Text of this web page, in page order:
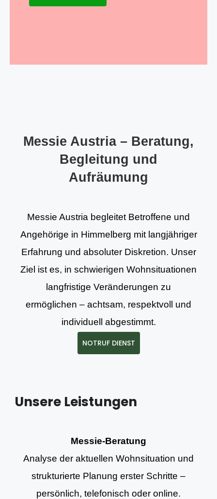
Messie Austria – Beratung,
Begleitung und
Aufräumung
Messie Austria begleitet Betroffene und
Angehörige in Himmelberg mit langjähriger
Erfahrung und absoluter Diskretion. Unser
Ziel ist es, in schwierigen Wohnsituationen
langfristige Veränderungen zu
ermöglichen – achtsam, respektvoll und
individuell abgestimmt.
NOTRUF DIENST
Unsere Leistungen
Messie-Beratung
Analyse der aktuellen Wohnsituation und
strukturierte Planung erster Schritte –
persönlich, telefonisch oder online.